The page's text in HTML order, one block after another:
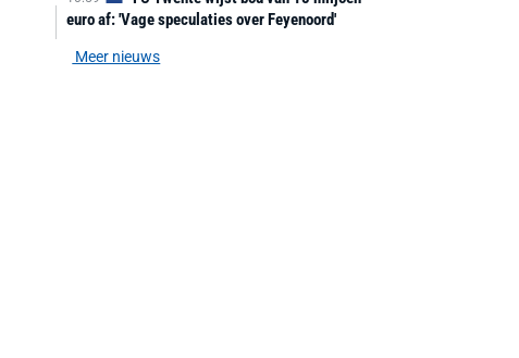
euro af: 'Vage speculaties over Feyenoord'
Meer nieuws